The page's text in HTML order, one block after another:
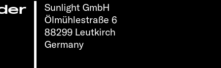
Sunlight GmbH
Ölmühlestraße 6
88299 Leutkirch
Germany